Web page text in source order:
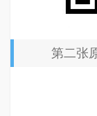
第二张